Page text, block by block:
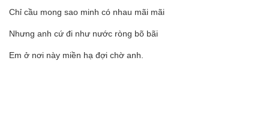
Chỉ cầu mong sao minh có nhau mãi mãi
Nhưng anh cứ đi như nước ròng bõ bãi
Em ở nơi này miền hạ đợi chờ anh.